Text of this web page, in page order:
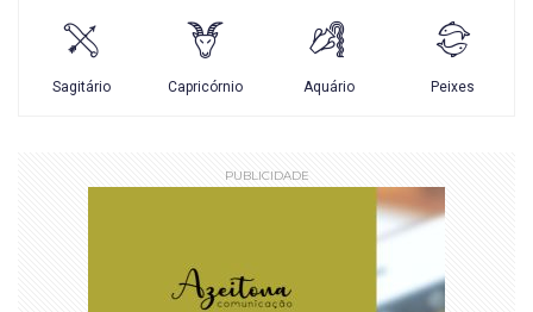
PUBLICIDADE